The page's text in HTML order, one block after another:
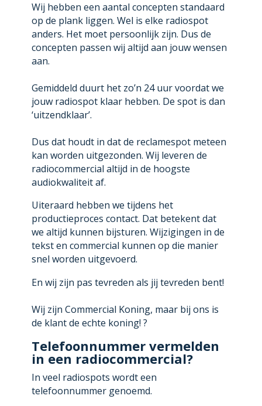
Wij hebben een aantal concepten standaard
op de plank liggen. Wel is elke radiospot
anders. Het moet persoonlijk zijn. Dus de
concepten passen wij altijd aan jouw wensen
aan.
Gemiddeld duurt het zo’n 24 uur voordat we
jouw radiospot klaar hebben. De spot is dan
‘uitzendklaar’.
Dus dat houdt in dat de reclamespot meteen
kan worden uitgezonden. Wij leveren de
radiocommercial altijd in de hoogste
audiokwaliteit af.
Uiteraard hebben we tijdens het
productieproces contact. Dat betekent dat
we altijd kunnen bijsturen. Wijzigingen in de
tekst en commercial kunnen op die manier
snel worden uitgevoerd.
En wij zijn pas tevreden als jij tevreden bent!
Wij zijn Commercial Koning, maar bij ons is
de klant de echte koning! ?
Telefoonnummer vermelden
in een radiocommercial?
In veel radiospots wordt een
telefoonnummer genoemd.